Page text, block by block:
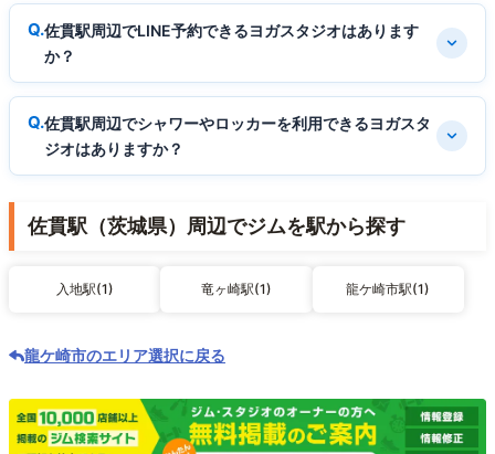
佐貫駅周辺でLINE予約できるヨガスタジオはあります
か？
佐貫駅周辺でシャワーやロッカーを利用できるヨガスタ
ジオはありますか？
佐貫駅（茨城県）周辺でジムを駅から探す
入地駅(1) 竜ヶ崎駅(1) 龍ケ崎市駅(1)
龍ケ崎市のエリア選択に戻る